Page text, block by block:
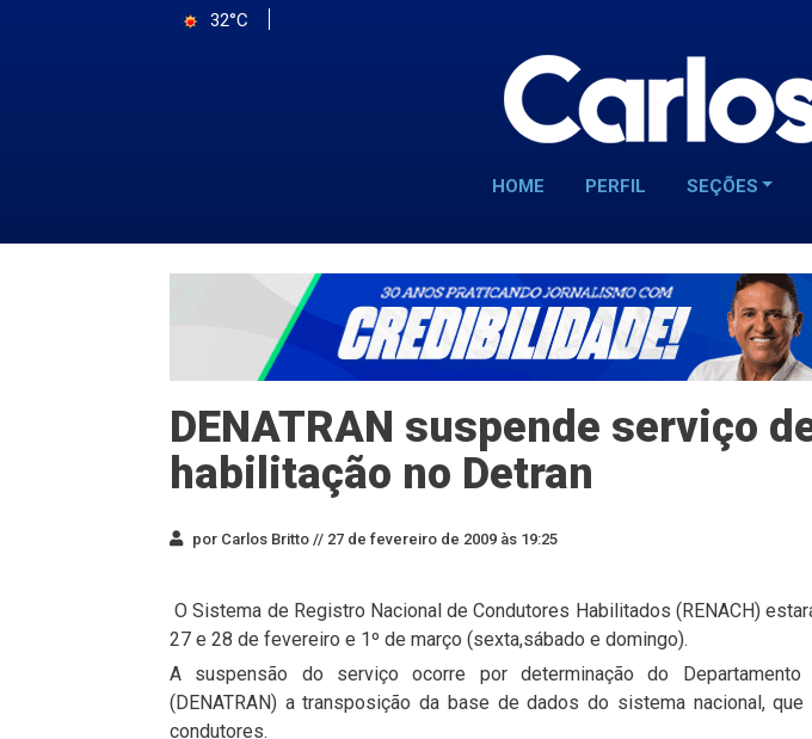
32°C
HOME PERFIL SEÇÕES
DENATRAN suspende serviço
habilitação no Detran
por Carlos Britto // 27 de fevereiro de 2009 às 19:25
O Sistema de Registro Nacional de Condutores Habilitados (RENACH)
27 e 28 de fevereiro e 1º de março (sexta,sábado e domingo).
A suspensão do serviço ocorre por determinação do Departamento
(DENATRAN) a transposição da base de dados do sistema nacional,
condutores.